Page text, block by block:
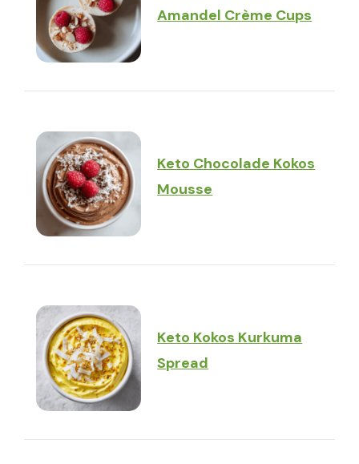
Amandel Crème Cups
Keto Chocolade Kokos
Mousse
Keto Kokos Kurkuma
Spread